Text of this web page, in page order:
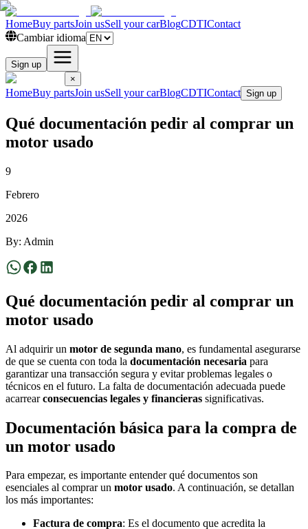
HomeBuy partsJoin usSell your carBlogCDTIContact
Cambiar idioma
Sign up
×
HomeBuy partsJoin usSell your carBlogCDTIContact Sign up
Qué documentación pedir al comprar un
motor usado
9
Febrero
2026
By: Admin
Qué documentación pedir al comprar un
motor usado
Al adquirir un motor de segunda mano, es fundamental asegurarse
de que se cuenta con toda la documentación necesaria para
garantizar una transacción segura y evitar problemas legales o
técnicos en el futuro. La falta de documentación adecuada puede
acarrearconsecuencias legales y financieras significativas.
Documentación básica para la compra de
un motor usado
Para empezar, es importante entender qué documentos son
esenciales al comprar un motor usado. A continuación, se detallan
los más importantes:
Factura de compra: Es el documento que acredita la